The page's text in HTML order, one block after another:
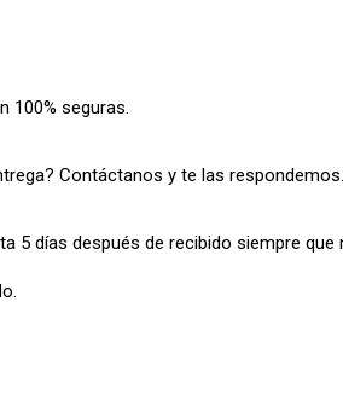
100% seguras.
Contáctanos y te las respondemos.
5 días después de recibido siempre que